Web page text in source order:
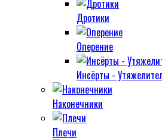
Дротики
Оперение
Инсёрты -
Наконечники
Плечи